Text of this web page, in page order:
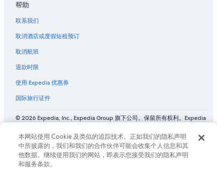
帮助
联系我们
取消酒店或度假短租预订
取消航班
退款时限
使用 Expedia 优惠券
国际旅行证件
© 2026 Expedia, Inc., Expedia Group 旗下公司。保留所有权利。Expedia
标。 CST# 2029030-50.
本网站使用 Cookie 及类似的追踪技术。正如我们的隐私声明
中所披露的，我们和我们的合作伙伴可能会收集个人信息和其
他数据。继续使用我们的网站，即表示您接受我们的隐私声明
和服务条款。